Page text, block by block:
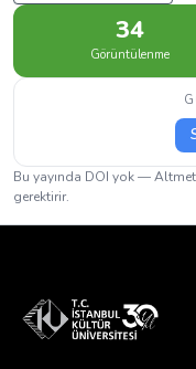
34
Görüntülenme
Bu yayında DOI yok —
gerektirir.